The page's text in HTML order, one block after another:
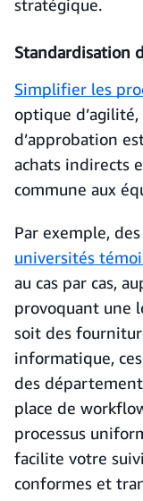
stratégique.
Standardisation
Simplifier les
optique
d’approbation
achats indirects
commune aux
Par exemple, des
universités
au cas par cas,
provoquant une
soit des
informatique,
des
place de
processus
facilite votre
conformes et